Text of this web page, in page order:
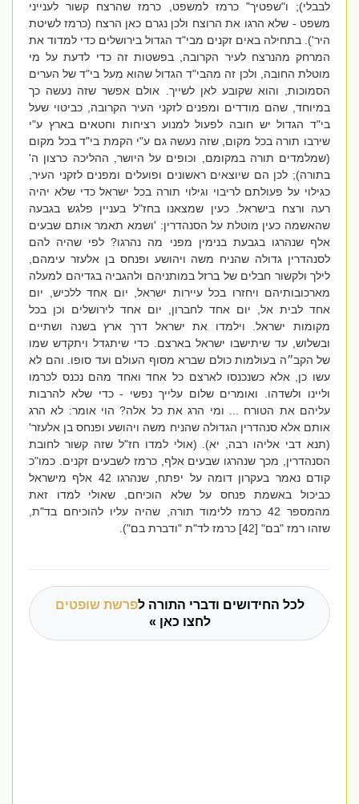
לבבלי); ו"שפטיך" כרמז למשפט, כרמז שהרצח קשור לענייני
משפט - שלא הרגו את הרוצח ולכן נגרם כאן הרצח (כרמז לשיטת
היר'). בתחילה באים זקנים מבי"ד הגדול בירושלים כדי למדוד את
המרחק מהנרצח לעיר הקרובה, בפשטות זה כדי לדעת על מי
מוטלת החובה, ולכן זה מהבי"ד הגדול שהוא מעל בי"ד של הערים
הסמוכות, והוא שקובע לאן לשייך. אולם אפשר שזה נעשה כך
במיוחד, שהם מודדים ומפנים לזקני העיר הקרובה, כביטוי שעל
בי"ד הגדול יש חובה לפעול למנוע רציחות וחטאים בארץ ע"י
שירבו תורה בכל מקום, שזה נעשה גם ע"י הקמת בי"ד בכל מקום
(שמלמדים תורה במקומם, וכופים על היושר, ההליכה כרצון ה'
בתורה); לכן הם שיוצאים ראשונים ופועלים ומפנים לזקני העיר,
כגילוי על פעולתם לריבוי וגילוי תורה בכל ישראל כדי שלא יהיה
רעה ורצח בישראל. כעין שמצאנו בחז"ל בעניין פלגש בגבעה
שהאשמה כעין מוטלת על הסנהדרין: 'ושמא תאמר אותם שבעים
אלף שנהרגו בגבעת בנימין מפני מה נהרגו? לפי שהיה להם
לסנהדרין גדולה שהניח משה ויהושע ופנחס בן אלעזר עימהם,
לילך ולקשור חבלים של ברזל במותניהם ולהגביה בגדיהם למעלה
מארכובותיהם ויחזרו בכל עיירות ישראל, יום אחד ללכיש, יום
אחד לבית אל, יום אחד לחברון, יום אחד לירושלים וכן בכל
מקומות ישראל. וילמדו את ישראל דרך ארץ בשנה ושתיים
ובשלוש, עד שיתישבו ישראל בארצם. כדי שיתגדל ויתקדש שמו
של הקב״ה בעולמות כולם שברא מסוף העולם ועד סופו. והם לא
עשו כן, אלא כשנכנסו לארצם כל אחד ואחד מהם נכנס לכרמו
וליינו ולשדהו. ואומרים שלום עלייך נפשי - כדי שלא להרבות
עליהם את הטורח ... ומי הרג את כל אלה? הוי אומר: לא הרג
אותם אלא סנהדרין הגדולה שהניח משה ויהושע ופנחס בן אלעזר'
(תנא דבי אליהו רבה, יא). (אולי למדו חז"ל שזה קשור לחובת
הסנהדרין, מכך שנהרגו שבעים אלף, כרמז לשבעים זקנים. כמו"כ
קודם נאמר בעקרון דומה על יפתח, שנהרגו 42 אלף מישראל
כביכול באשמת פנחס על שלא הוכיחם, שאולי למדו זאת
מהמספר 42 כרמז ללימוד תורה, שהיה עליו להוכיחם בד"ת,
שזהו רמז "בם" [42] כרמז לד"ת "ודברת בם").
לכל החידושים ודברי התורה לפרשת שופטים
לחצו כאן »